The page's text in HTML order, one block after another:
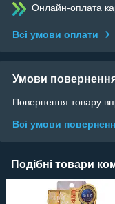
Онлайн-оплата
Всі умови оплати
Умови
Повернення товару
Всі умови
Подібні товари